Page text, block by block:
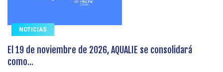
NOTICIAS
El 19 de noviembre de 2026, AQUALIE se consolidará
como...